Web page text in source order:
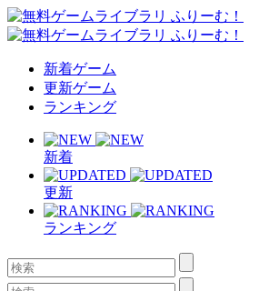
新着ゲーム
更新ゲーム
ランキング
新着
更新
ランキング